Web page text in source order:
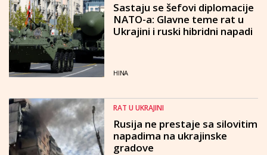
Sastaju se šefovi diplomacije
NATO-a: Glavne teme rat u
Ukrajini i ruski hibridni napadi
HINA
RAT U UKRAJINI
Rusija ne prestaje sa silovitim
napadima na ukrajinske
gradove